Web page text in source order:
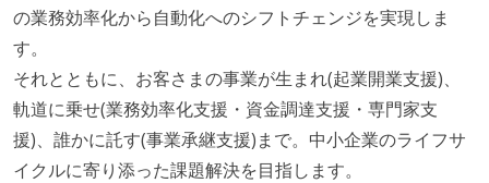
の業務効率化から自動化へのシフトチェンジを実現しま
す。
それとともに、お客さまの事業が生まれ(起業開業支援)、
軌道に乗せ(業務効率化支援・資金調達支援・専門家支
援)、誰かに託す(事業承継支援)まで。中小企業のライフサ
イクルに寄り添った課題解決を目指します。